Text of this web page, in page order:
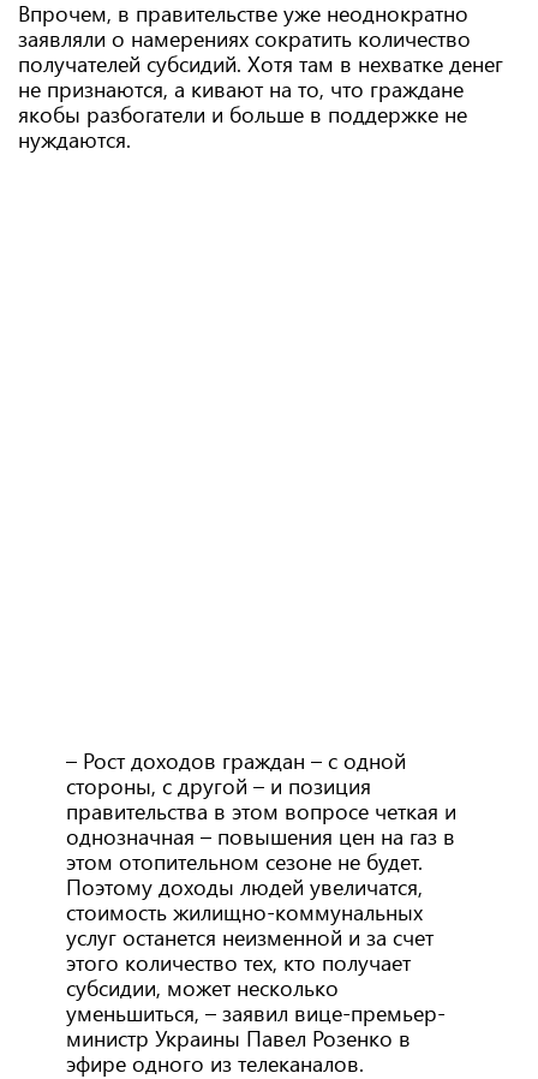
Впрочем, в правительстве уже неоднократно
заявляли о намерениях сократить количество
получателей субсидий. Хотя там в нехватке денег
не признаются, а кивают на то, что граждане
якобы разбогатели и больше в поддержке не
нуждаются.
– Рост доходов граждан – с одной
стороны, с другой – и позиция
правительства в этом вопросе четкая и
однозначная – повышения цен на газ в
этом отопительном сезоне не будет.
Поэтому доходы людей увеличатся,
стоимость жилищно-коммунальных
услуг останется неизменной и за счет
этого количество тех, кто получает
субсидии, может несколько
уменьшиться, – заявил вице-премьер-
министр Украины Павел Розенко в
эфире одного из телеканалов.